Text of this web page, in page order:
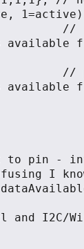
1=active)
available
//
I